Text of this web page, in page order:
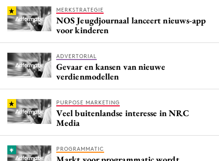
MERKSTRATEGIE
NOS Jeugdjournaal lanceert nieuws-app
voor kinderen
ADVERTORIAL
Gevaar en kansen van nieuwe
verdienmodellen
PURPOSE MARKETING
Veel buitenlandse interesse in NRC
Media
PROGRAMMATIC